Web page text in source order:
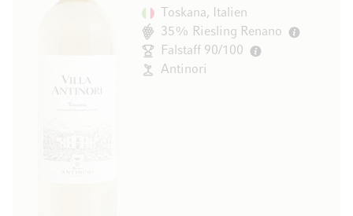
Toskana, Italien
35% Riesling Renano
Falstaff 90/100
Antinori